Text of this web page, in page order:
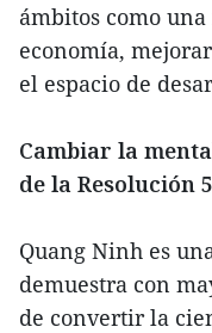
ámbitos como
economía,
el espacio de
Cambiar la
de la Resolución
Quang Ninh es
demuestra con
de convertir la